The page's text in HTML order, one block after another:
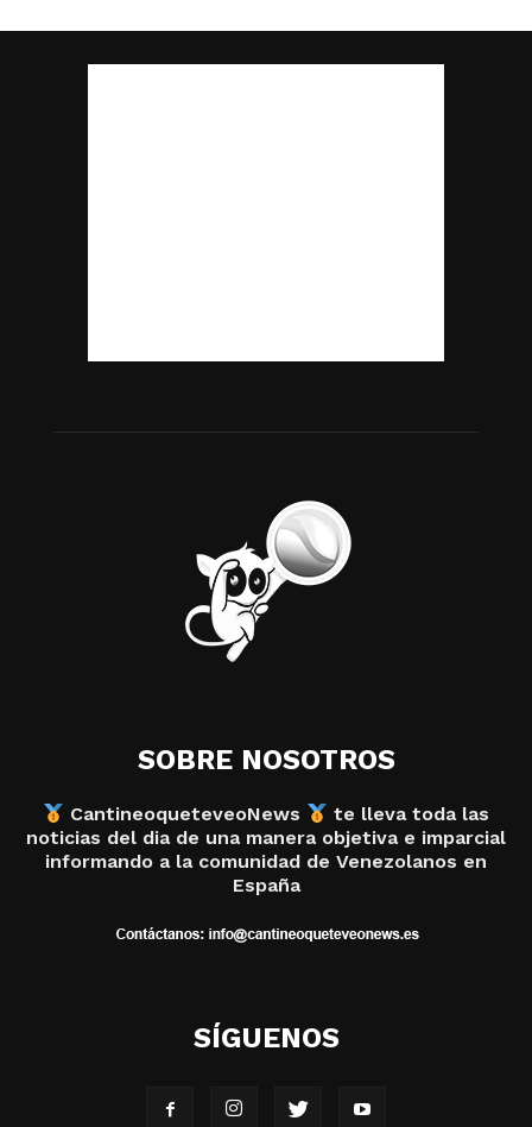
SOBRE NOSOTROS
CantineoqueteveoNews
te lleva toda las
noticias del dia de una manera objetiva e imparcial
informando a la comunidad de Venezolanos en
España
SÍGUENOS